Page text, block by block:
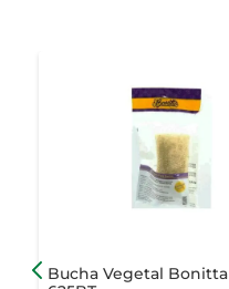
Bucha Vegetal Bonitta